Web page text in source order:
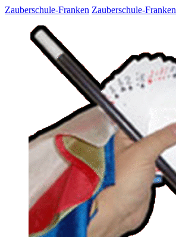
Zauberschule-Franken Zauberschule-Franken